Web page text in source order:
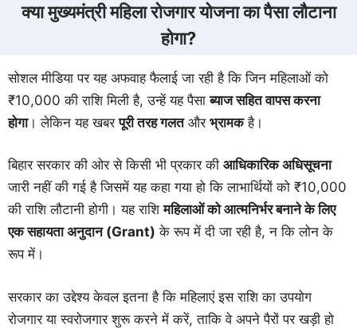
क्या मुख्यमंत्री महिला रोजगार योजना का पैसा लौटाना
होगा?
सोशल मीडिया पर यह अफवाह फैलाई जा रही है कि जिन महिलाओं को
₹10,000 की राशि मिली है, उन्हें यह पैसाब्याज सहित वापस करना
होगा। लेकिन यह खबरपूरी तरह गलतऔर भ्रामकहै।
बिहार सरकार की ओर से किसी भी प्रकार की आधिकारिक अधिसूचना
जारी नहीं की गई है जिसमें यह कहा गया हो कि लाभार्थियों को ₹10,000
की राशि लौटानी होगी। यह राशिमहिलाओं को आत्मनिर्भर बनाने के लिए
एक सहायता अनुदान (Grant) के रूप में दी जा रही है, न कि लोन के
रूप में।
सरकार का उद्देश्य केवल इतना है कि महिलाएं इस राशि का उपयोग
रोजगार या स्वरोजगार शुरू करने में करें, ताकि वे अपने पैरों पर खड़ी हो